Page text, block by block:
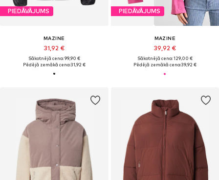
PIEDĀVĀJUMS
MAZINE
31,92 €
Sākotnējā cena: 99,90 €
Pēdējā zemākā cena:31,92 €
PIEDĀVĀJUMS
MAZINE
39,92 €
Sākotnējā cena: 129,00 €
Pēdējā zemākā cena:39,92 €